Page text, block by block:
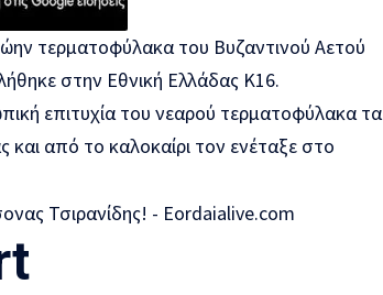
τερματοφύλακα του Βυζαντινού Αετού
στην Εθνική Ελλάδας Κ16.
επιτυχία του νεαρού τερματοφύλακα τα
από το καλοκαίρι τον ενέταξε στο